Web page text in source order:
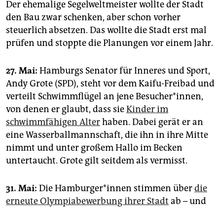
Der ehemalige Segelweltmeister wollte der Stadt
den Bau zwar schenken, aber schon vorher
steuerlich absetzen. Das wollte die Stadt erst mal
prüfen und stoppte die Planungen vor einem Jahr.
27. Mai: Hamburgs Senator für Inneres und Sport,
Andy Grote (SPD), steht vor dem Kaifu-Freibad und
verteilt Schwimmflügel an jene Besucher*innen,
von denen er glaubt, dass sieKinder im
schwimmfähigen Alterhaben. Dabei gerät er an
eine Wasserballmannschaft, die ihn in ihre Mitte
nimmt und unter großem Hallo im Becken
untertaucht. Grote gilt seitdem als vermisst.
31. Mai: Die Ham­bur­ge­r*in­nen stimmen überdie
erneute Olympiabewerbung ihrer Stadt ab – und